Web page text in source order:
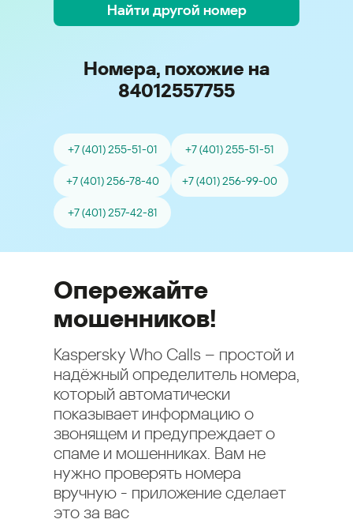
Найти другой номер
Номера, похожие на
84012557755
+7 (401) 255-51-01 +7 (401) 255-51-51
+7 (401) 256-78-40 +7 (401) 256-99-00
+7 (401) 257-42-81
Опережайте
мошенников!
Kaspersky Who Calls – простой и
надёжный определитель номера,
который автоматически
показывает информацию о
звонящем и предупреждает о
спаме и мошенниках. Вам не
нужно проверять номера
вручную - приложение сделает
это за вас